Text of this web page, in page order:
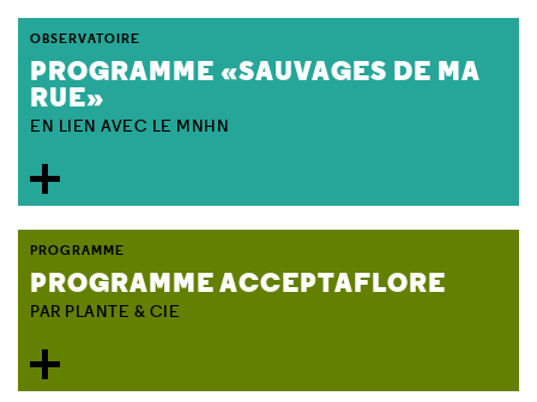
PROGRAMME «SAUVAGES DE MA
RUE»
OBSERVATOIRE
EN LIEN AVEC LE MNHN
PROGRAMME ACCEPTAFLORE
PROGRAMME
PAR PLANTE & CIE